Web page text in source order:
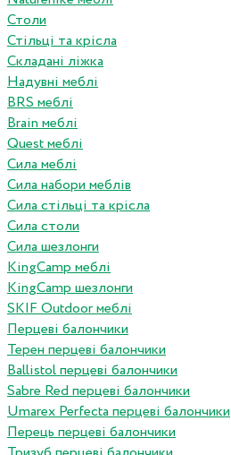
Столи
Стільці та крісла
Складані ліжка
Надувні меблі
BRS меблі
Brain меблі
Quest меблі
Сила меблі
Сила набори меблів
Сила стільці та крісла
Сила столи
Сила шезлонги
KingCamp меблі
KingCamp шезлонги
SKIF Outdoor меблі
Перцеві балончики
Терен перцеві балончики
Ballistol перцеві балончики
Sabre Red перцеві балончики
Umarex Perfecta перцеві балончики
Перець перцеві балончики